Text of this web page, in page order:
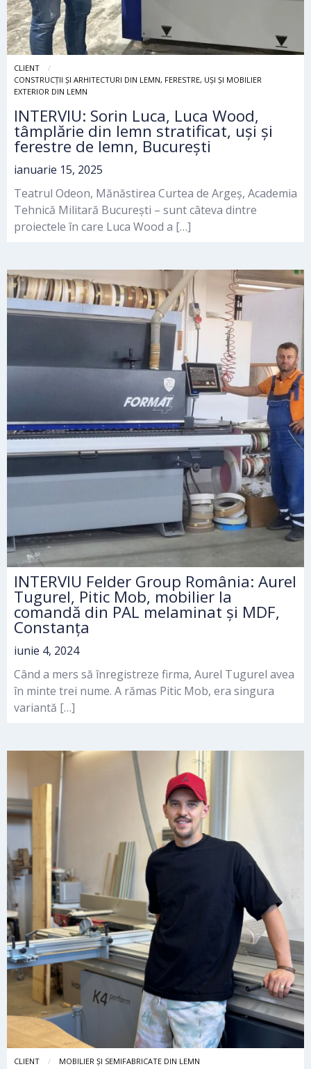
CLIENT
CONSTRUCȚII ȘI ARHITECTURI DIN LEMN, FERESTRE, UȘI ȘI MOBILIER
EXTERIOR DIN LEMN
INTERVIU: Sorin Luca, Luca Wood,
tâmplărie din lemn stratificat, uși și
ferestre de lemn, București
ianuarie 15, 2025
Teatrul Odeon, Mănăstirea Curtea de Argeș, Academia
Tehnică Militară București – sunt câteva dintre
proiectele în care Luca Wood a […]
INTERVIU Felder Group România: Aurel
Tugurel, Pitic Mob, mobilier la
comandă din PAL melaminat și MDF,
Constanța
iunie 4, 2024
Când a mers să înregistreze firma, Aurel Tugurel avea
în minte trei nume. A rămas Pitic Mob, era singura
variantă […]
CLIENT MOBILIER ȘI SEMIFABRICATE DIN LEMN